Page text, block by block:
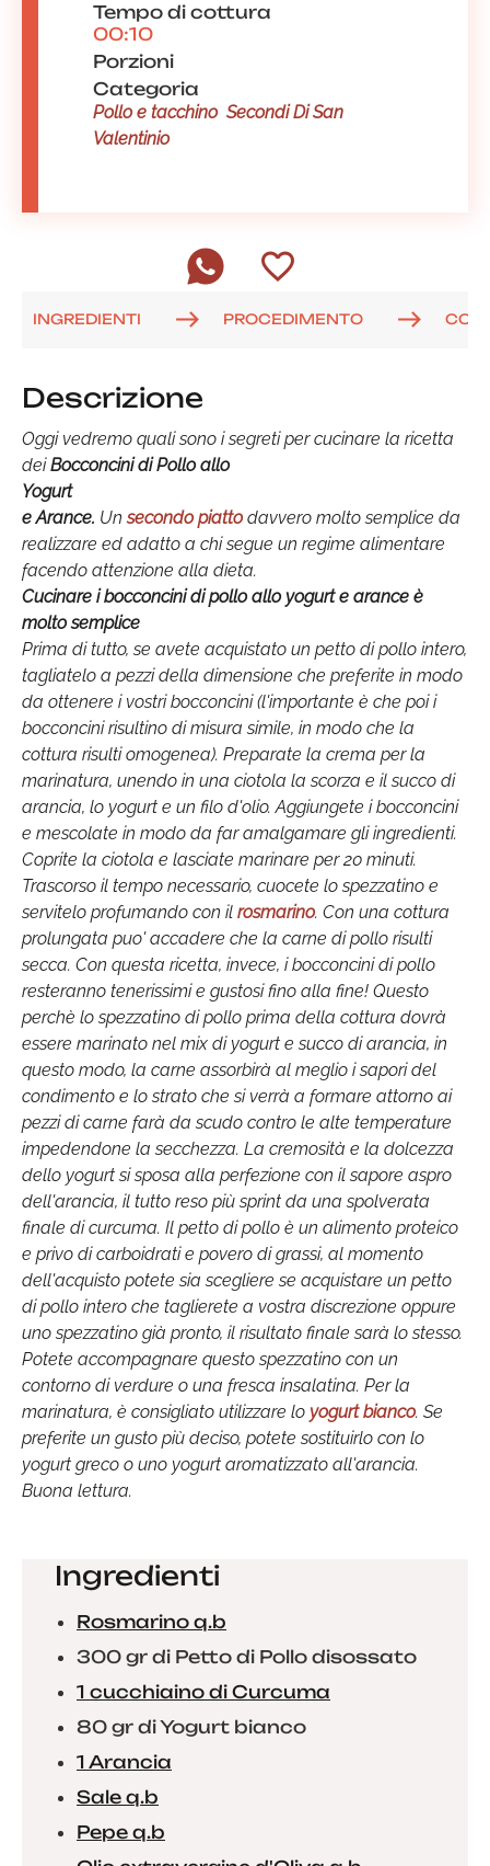
Tempo di cottura
00:10
Porzioni
Categoria
Pollo e tacchino Secondi Di San
Valentinio
INGREDIENTI PROCEDIMENTO
Descrizione
Oggi vedremo quali sono i segreti per cucinare la ricetta
deiBocconcini di Pollo allo
Yogurt
e Arance. Unsecondo piattodavvero molto semplice da
realizzare ed adatto a chi segue un regime alimentare
facendo attenzione alla dieta.
Cucinare i bocconcini di pollo allo yogurt e arance è
molto semplice
Prima di tutto, se avete acquistato un petto di pollo intero,
tagliatelo a pezzi della dimensione che preferite in modo
da ottenere i vostri bocconcini (l'importante è che poi i
bocconcini risultino di misura simile, in modo che la
cottura risulti omogenea). Preparate la crema per la
marinatura, unendo in una ciotola la scorza e il succo di
arancia, lo yogurt e un filo d'olio. Aggiungete i bocconcini
e mescolate in modo da far amalgamare gli ingredienti.
Coprite la ciotola e lasciate marinare per 20 minuti.
Trascorso il tempo necessario, cuocete lo spezzatino e
servitelo profumando con il rosmarino. Con una cottura
prolungata puo' accadere che la carne di pollo risulti
secca. Con questa ricetta, invece, i bocconcini di pollo
resteranno tenerissimi e gustosi fino alla fine! Questo
perchè lo spezzatino di pollo prima della cottura dovrà
essere marinato nel mix di yogurt e succo di arancia, in
questo modo, la carne assorbirà al meglio i sapori del
condimento e lo strato che si verrà a formare attorno ai
pezzi di carne farà da scudo contro le alte temperature
impedendone la secchezza. La cremosità e la dolcezza
dello yogurt si sposa alla perfezione con il sapore aspro
dell'arancia, il tutto reso più sprint da una spolverata
finale di curcuma. Il petto di pollo è un alimento proteico
e privo di carboidrati e povero di grassi, al momento
dell'acquisto potete sia scegliere se acquistare un petto
di pollo intero che taglierete a vostra discrezione oppure
uno spezzatino già pronto, il risultato finale sarà lo stesso.
Potete accompagnare questo spezzatino con un
contorno di verdure o una fresca insalatina. Per la
marinatura, è consigliato utilizzare lo yogurt bianco. Se
preferite un gusto più deciso, potete sostituirlo con lo
yogurt greco o uno yogurt aromatizzato all'arancia.
Buona lettura.
Ingredienti
Rosmarino q.b
300 gr di Petto di Pollo disossato
1 cucchiaino di Curcuma
80 gr di Yogurt bianco
1 Arancia
Sale q.b
Pepe q.b